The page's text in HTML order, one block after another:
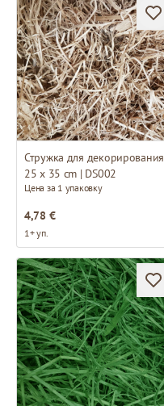
Стружка для декорирования
25 x 35 cm | DS002
Цена за 1 упаковку
4,78 €
1+ уп.